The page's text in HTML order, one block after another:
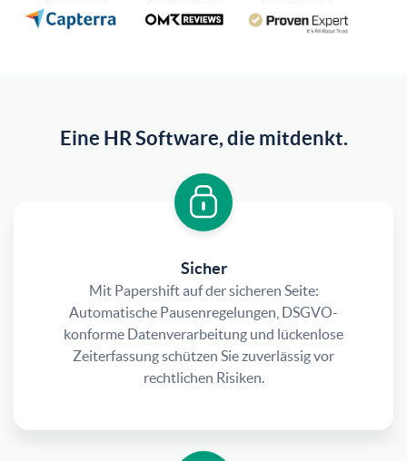
Eine HR Software, die mitdenkt.
Sicher
Mit Papershift auf der sicheren Seite:
Automatische Pausenregelungen, DSGVO-
konforme Datenverarbeitung und lückenlose
Zeiterfassung schützen Sie zuverlässig vor
rechtlichen Risiken.